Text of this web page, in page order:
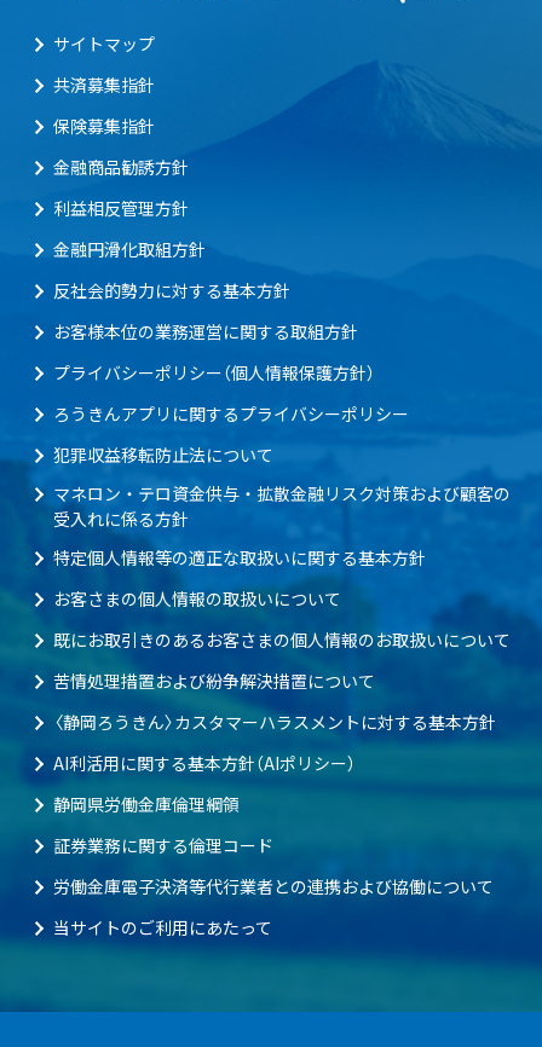
サイトマップ
共済募集指針
保険募集指針
金融商品勧誘方針
利益相反管理方針
金融円滑化取組方針
反社会的勢力に対する基本方針
お客様本位の業務運営に関する取組方針
プライバシーポリシー（個人情報保護方針）
ろうきんアプリに関するプライバシーポリシー
犯罪収益移転防止法について
マネロン・テロ資金供与・拡散金融リスク対策および顧客の
受入れに係る方針
特定個人情報等の適正な取扱いに関する基本方針
お客さまの個人情報の取扱いについて
既にお取引きのあるお客さまの個人情報のお取扱いについて
苦情処理措置および紛争解決措置について
〈静岡ろうきん〉カスタマーハラスメントに対する基本方針
AI利活用に関する基本方針（AIポリシー）
静岡県労働金庫倫理綱領
証券業務に関する倫理コード
労働金庫電子決済等代行業者との連携および協働について
当サイトのご利用にあたって